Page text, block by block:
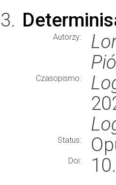
Autorzy:
Czasopismo:
Status:
Doi: